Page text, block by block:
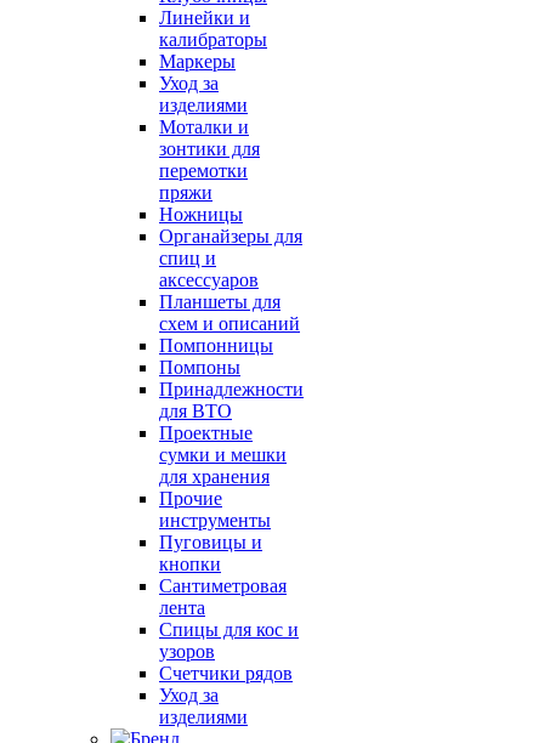
Линейки и
калибраторы
Маркеры
Уход за
изделиями
Моталки и
зонтики для
перемотки
пряжи
Ножницы
Органайзеры для
спиц и
аксессуаров
Планшеты для
схем и описаний
Помпонницы
Помпоны
Принадлежности
для ВТО
Проектные
сумки и мешки
для хранения
Прочие
инструменты
Пуговицы и
кнопки
Сантиметровая
лента
Спицы для кос и
узоров
Счетчики рядов
Уход за
изделиями